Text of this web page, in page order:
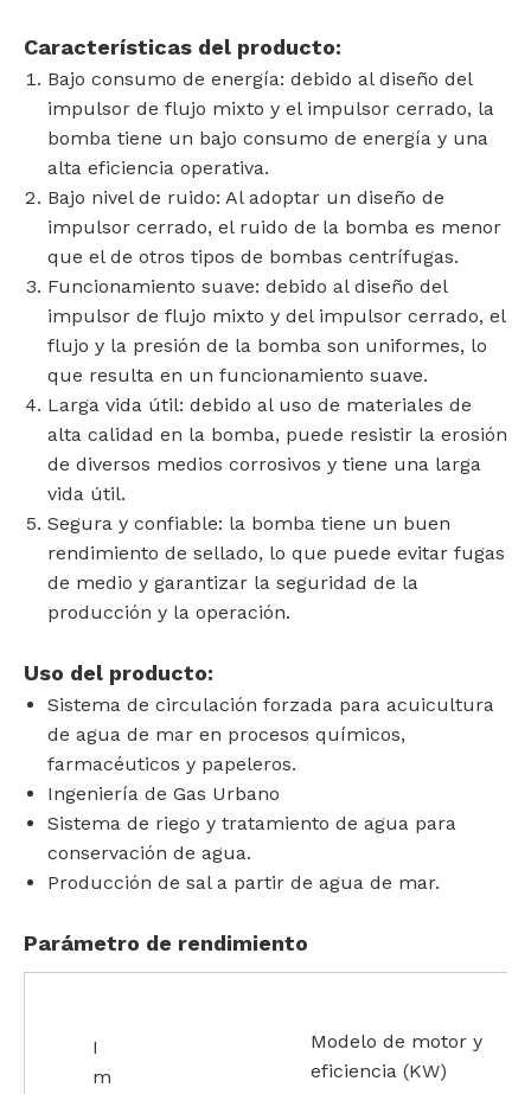
Características del producto:
Bajo consumo de energía: debido al diseño del
impulsor de flujo mixto y el impulsor cerrado, la
bomba tiene un bajo consumo de energía y una
alta eficiencia operativa.
Bajo nivel de ruido: Al adoptar un diseño de
impulsor cerrado, el ruido de la bomba es menor
que el de otros tipos de bombas centrífugas.
Funcionamiento suave: debido al diseño del
impulsor de flujo mixto y del impulsor cerrado, el
flujo y la presión de la bomba son uniformes, lo
que resulta en un funcionamiento suave.
Larga vida útil: debido al uso de materiales de
alta calidad en la bomba, puede resistir la erosión
de diversos medios corrosivos y tiene una larga
vida útil.
Segura y confiable: la bomba tiene un buen
rendimiento de sellado, lo que puede evitar fugas
de medio y garantizar la seguridad de la
producción y la operación.
Uso del producto:
Sistema de circulación forzada para acuicultura
de agua de mar en procesos químicos,
farmacéuticos y papeleros.
Ingeniería de Gas Urbano
Sistema de riego y tratamiento de agua para
conservación de agua.
Producción de sal a partir de agua de mar.
Parámetro de rendimiento
I
m
Modelo de motor y
eficiencia (KW)